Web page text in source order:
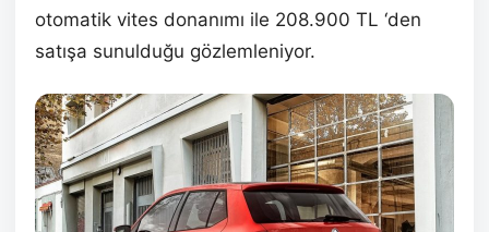
otomatik vites donanımı ile 208.900 TL ‘den
satışa sunulduğu gözlemleniyor.